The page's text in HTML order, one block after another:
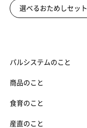
選べるおためしセット
パルシステムのこと
商品のこと
食育のこと
産直のこと